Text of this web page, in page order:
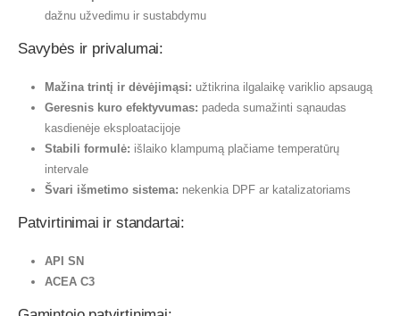
dažnu užvedimu ir sustabdymu
Savybės ir privalumai:
Mažina trintį ir dėvėjimąsi: užtikrina ilgalaikę variklio apsaugą
Geresnis kuro efektyvumas: padeda sumažinti sąnaudas
kasdienėje eksploatacijoje
Stabili formulė: išlaiko klampumą plačiame temperatūrų
intervale
Švari išmetimo sistema: nekenkia DPF ar katalizatoriams
Patvirtinimai ir standartai:
API SN
ACEA C3